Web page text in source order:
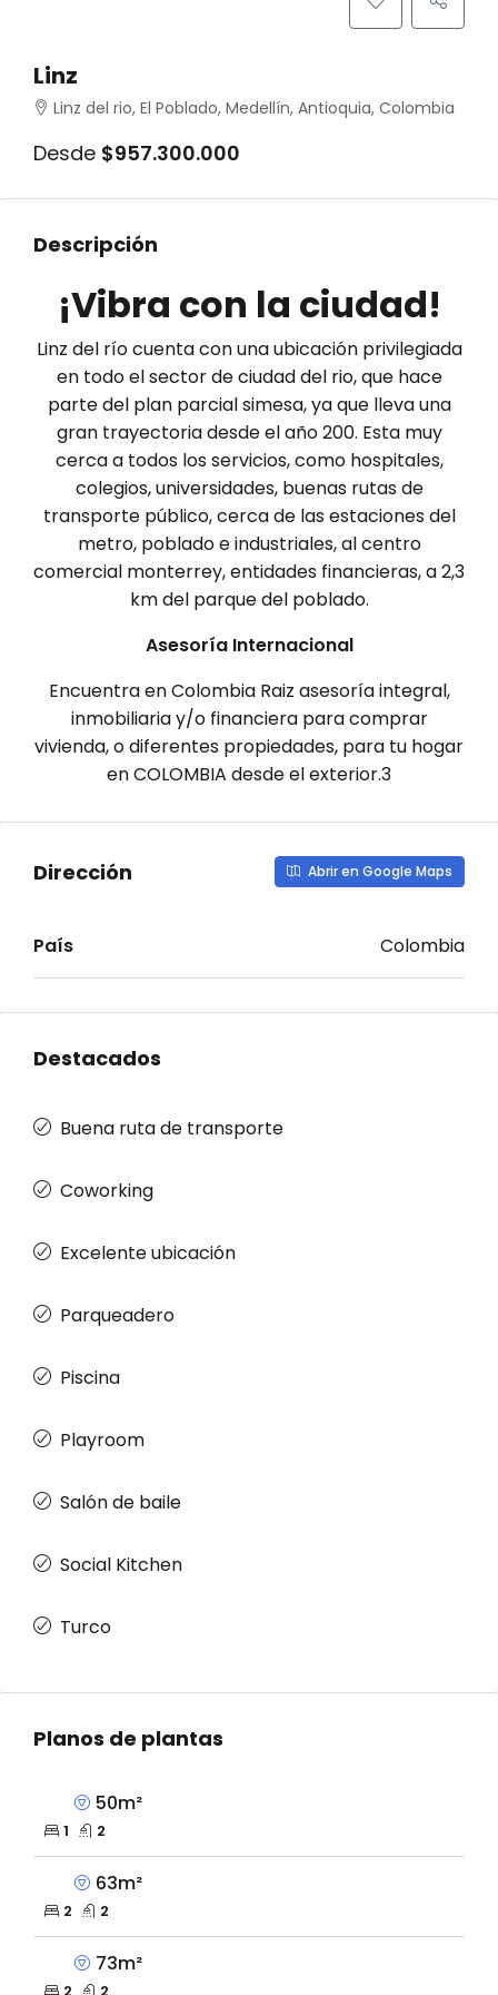
Linz
Linz del rio, El Poblado, Medellín, Antioquia, Colombia
Desde $957.300.000
Descripción
¡Vibra con la ciudad!
Linz del río cuenta con una ubicación privilegiada
en todo el sector de ciudad del rio, que hace
parte del plan parcial simesa, ya que lleva una
gran trayectoria desde el año 200. Esta muy
cerca a todos los servicios, como hospitales,
colegios, universidades, buenas rutas de
transporte público, cerca de las estaciones del
metro, poblado e industriales, al centro
comercial monterrey, entidades financieras, a 2,3
km del parque del poblado.
Asesoría Internacional
Encuentra en Colombia Raiz asesoría integral,
inmobiliaria y/o financiera para comprar
vivienda, o diferentes propiedades, para tu hogar
en COLOMBIA desde el exterior.3
Dirección Abrir en Google Maps
País Colombia
Destacados
Buena ruta de transporte
Coworking
Excelente ubicación
Parqueadero
Piscina
Playroom
Salón de baile
Social Kitchen
Turco
Planos de plantas
50m²
1 2
63m²
2 2
73m²